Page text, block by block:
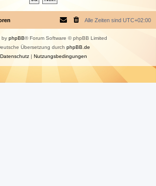
Alle Zeiten sind UTC+02:00
by phpBB® Forum Software © phpBB Limited
Übersetzung durch phpBB.de
Datenschutz| Nutzungsbedingungen